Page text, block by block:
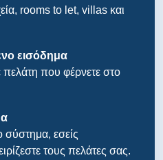
rooms to let, villas και
εισόδημα
πελάτη που φέρνετε στο
σύστημα, εσείς
τους πελάτες σας.